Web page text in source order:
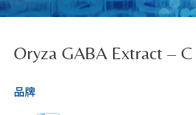
Oryza GABA Extract – C
品牌